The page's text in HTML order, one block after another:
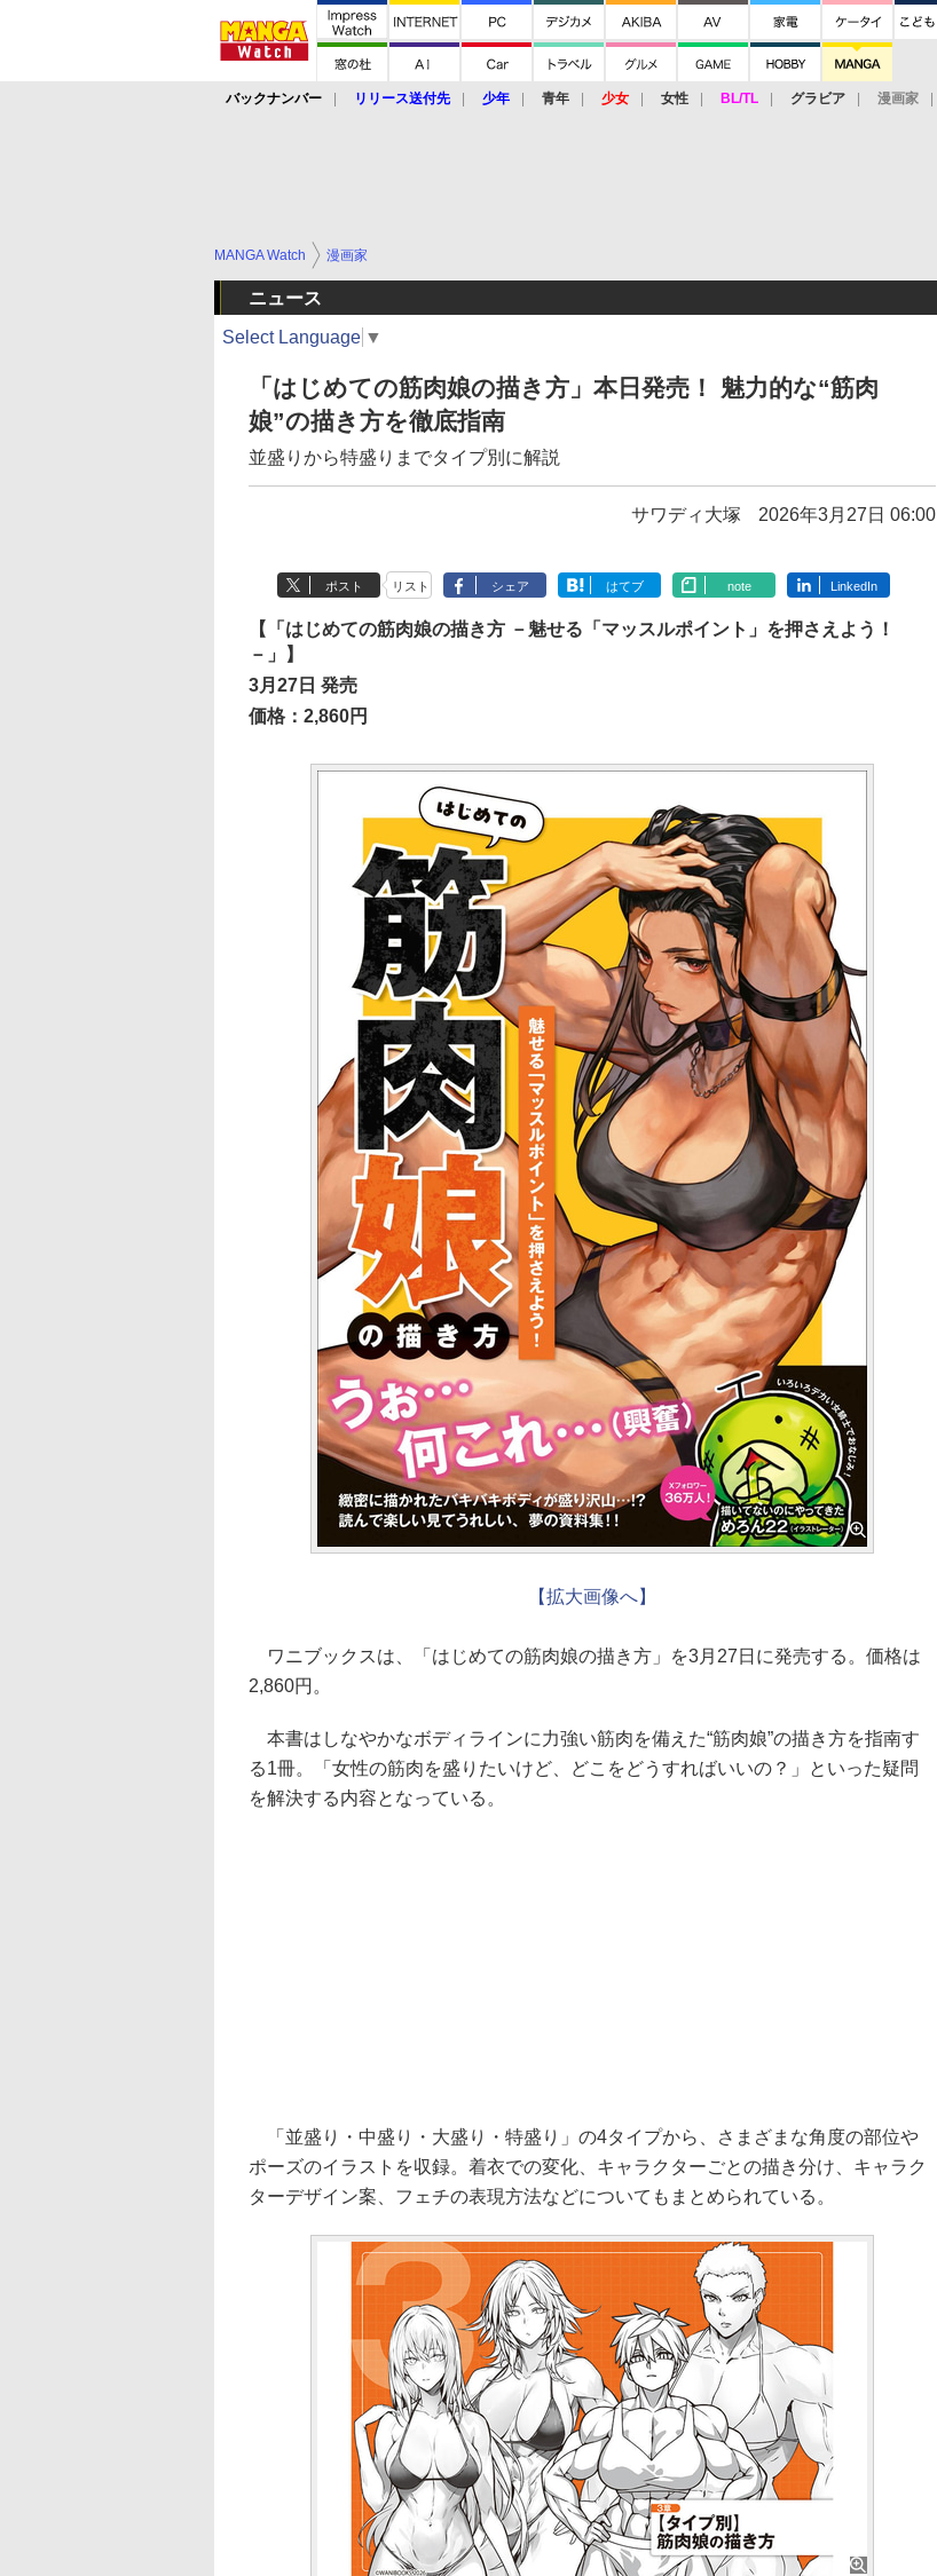
バックナンバー リリース送付先 少年 青年 少女 女性 BL/TL グラビア 漫画家
MANGA Watch 漫画家
ニュース
Select Language ▼
「はじめての筋肉娘の描き方」本日発売！ 魅力的な“筋肉
娘”の描き方を徹底指南
並盛りから特盛りまでタイプ別に解説
サワディ大塚 2026年3月27日 06:00
ポスト リスト シェア はてブ note LinkedIn
【「はじめての筋肉娘の描き方 －魅せる「マッスルポイント」を押さえよう！
－」】
3月27日 発売
価格：2,860円
【拡大画像へ】
ワニブックスは、「はじめての筋肉娘の描き方」を3月27日に発売する。価格は
2,860円。
本書はしなやかなボディラインに力強い筋肉を備えた“筋肉娘”の描き方を指南す
る1冊。「女性の筋肉を盛りたいけど、どこをどうすればいいの？」といった疑問
を解決する内容となっている。
「並盛り・中盛り・大盛り・特盛り」の4タイプから、さまざまな角度の部位や
ポーズのイラストを収録。着衣での変化、キャラクターごとの描き分け、キャラク
ターデザイン案、フェチの表現方法などについてもまとめられている。